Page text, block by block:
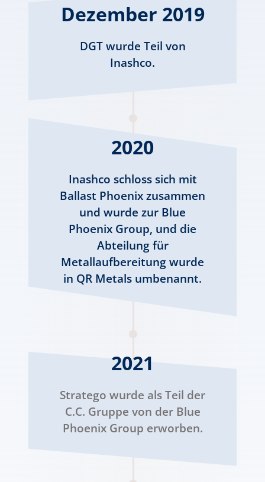
Dezember 2019
DGT wurde Teil von
Inashco.
2020
Inashco schloss sich mit
Ballast Phoenix zusammen
und wurde zur Blue
Phoenix Group, und die
Abteilung für
Metallaufbereitung wurde
in QR Metals umbenannt.
2021
Stratego wurde als Teil der
C.C. Gruppe von der Blue
Phoenix Group erworben.